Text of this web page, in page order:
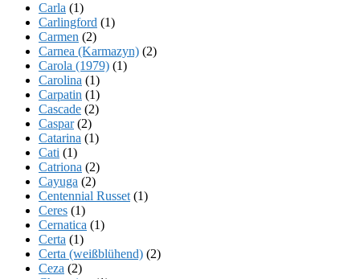
Carla (1)
Carlingford (1)
Carmen (2)
Carnea (Karmazyn) (2)
Carola (1979) (1)
Carolina (1)
Carpatin (1)
Cascade (2)
Caspar(2)
Catarina (1)
Cati (1)
Catriona (2)
Cayuga (2)
Centennial Russet (1)
Ceres (1)
Cernatica (1)
Certa (1)
Certa (weißblühend) (2)
Ceza (2)